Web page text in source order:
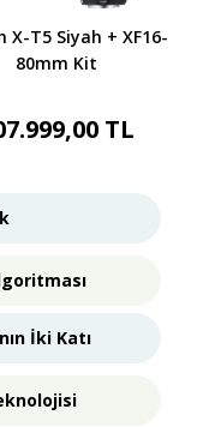
X-T5 Siyah + XF16-
80mm Kit
TL
İki Katı